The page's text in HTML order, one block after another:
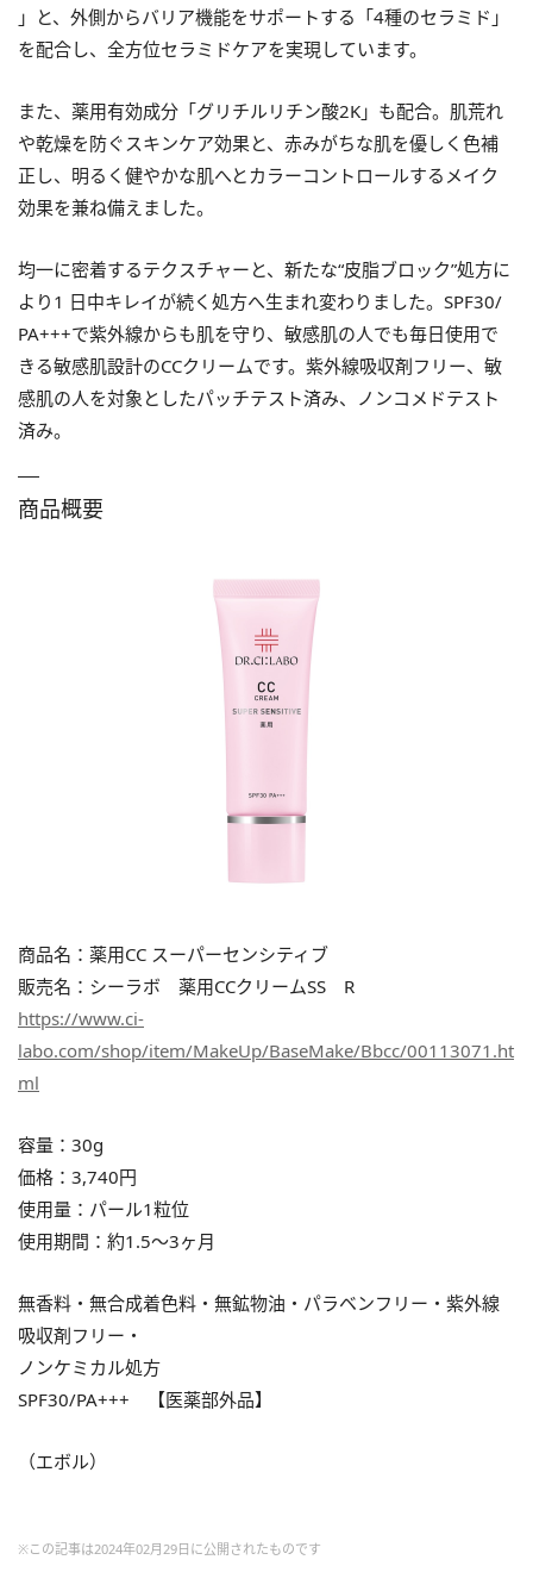
」と、外側からバリア機能をサポートする「4種のセラミド」
を配合し、全方位セラミドケアを実現しています。
また、薬用有効成分「グリチルリチン酸2K」も配合。肌荒れ
や乾燥を防ぐスキンケア効果と、赤みがちな肌を優しく色補
正し、明るく健やかな肌へとカラーコントロールするメイク
効果を兼ね備えました。
均一に密着するテクスチャーと、新たな“皮脂ブロック”処方に
より1 日中キレイが続く処方へ生まれ変わりました。SPF30/
PA+++で紫外線からも肌を守り、敏感肌の人でも毎日使用で
きる敏感肌設計のCCクリームです。紫外線吸収剤フリー、敏
感肌の人を対象としたパッチテスト済み、ノンコメドテスト
済み。
商品概要
商品名：薬用CC スーパーセンシティブ
販売名：シーラボ 薬用CCクリームSS R
https://www.ci-
labo.com/shop/item/MakeUp/BaseMake/Bbcc/00113071.ht
ml
容量：30g
価格：3,740円
使用量：パール1粒位
使用期間：約1.5〜3ヶ月
無香料・無合成着色料・無鉱物油・パラベンフリー・紫外線
吸収剤フリー・
ノンケミカル処方
SPF30/PA+++ 【医薬部外品】
（エボル）
※この記事は2024年02月29日に公開されたものです